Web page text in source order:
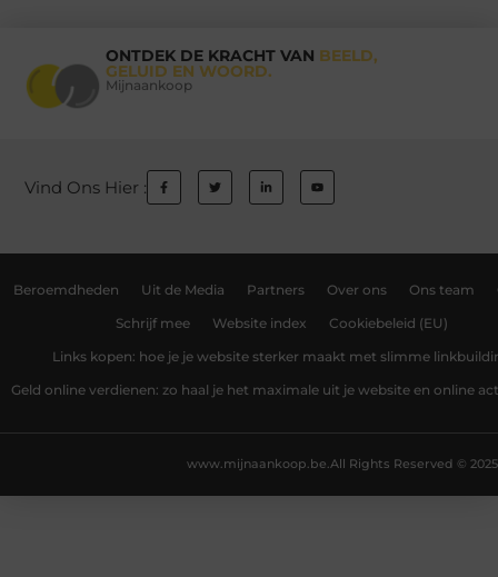
ONTDEK DE KRACHT VAN BEELD,
GELUID EN WOORD.
Mijnaankoop
Vind Ons Hier :
Beroemdheden Uit de Media Partners Over ons Ons team
Schrijf mee Website index Cookiebeleid (EU)
Links kopen: hoe je je website sterker maakt met slimme
Geld online verdienen: zo haal je het maximale uit je website en online
All Rights Reserved © 2025
www.mijnaankoop.be.